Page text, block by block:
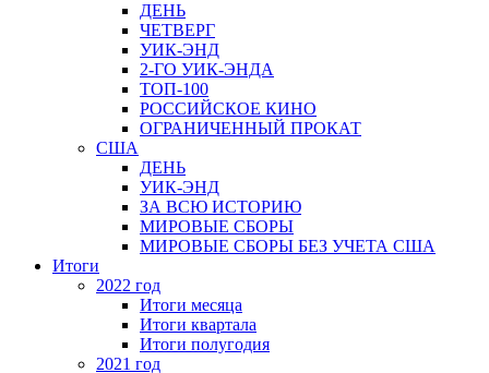
ДЕНЬ
ЧЕТВЕРГ
УИК-ЭНД
2-ГО УИК-ЭНДА
ТОП-100
РОССИЙСКОЕ КИНО
ОГРАНИЧЕННЫЙ ПРОКАТ
США
ДЕНЬ
УИК-ЭНД
ЗА ВСЮ ИСТОРИЮ
МИРОВЫЕ СБОРЫ
МИРОВЫЕ СБОРЫ БЕЗ УЧЕТА США
Итоги
2022 год
Итоги месяца
Итоги квартала
Итоги полугодия
2021 год